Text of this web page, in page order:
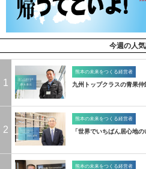
今週の人
1
熊本の未来をつくる経営者
九州トップクラスの青果
2
熊本の未来をつくる経営者
「世界でいちばん居心地
熊本の未来をつくる経営者